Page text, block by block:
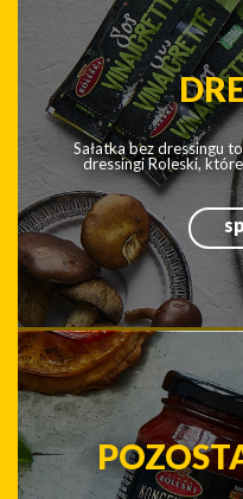
Gotowe do użycia
naturalny, ziołowy